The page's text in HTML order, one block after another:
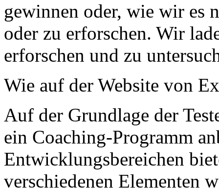
gewinnen oder, wie wir es
oder zu erforschen. Wir
erforschen und zu
Wie auf der Website von
Auf der Grundlage der
ein Coaching-Programm
Entwicklungsbereichen
verschiedenen Elementen